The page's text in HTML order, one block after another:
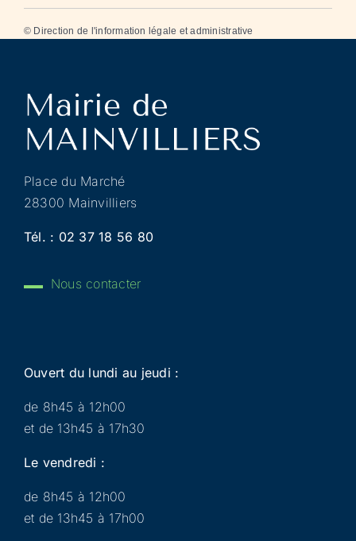
© Direction de l'information légale et administrative
Place du Marché
28300 Mainvilliers
Tél. : 02 37 18 56 80
Nous contacter
Ouvert du lundi au jeudi :
de 8h45 à 12h00
et de 13h45 à 17h30
Le vendredi :
de 8h45 à 12h00
et de 13h45 à 17h00